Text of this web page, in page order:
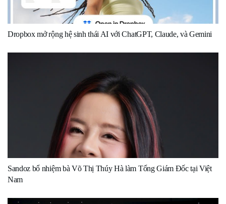
Dropbox mở rộng hệ sinh thái AI với ChatGPT, Claude, và Gemini
Sandoz bổ nhiệm bà Võ Thị Thúy Hà làm Tổng Giám Đốc tại Việt
Nam